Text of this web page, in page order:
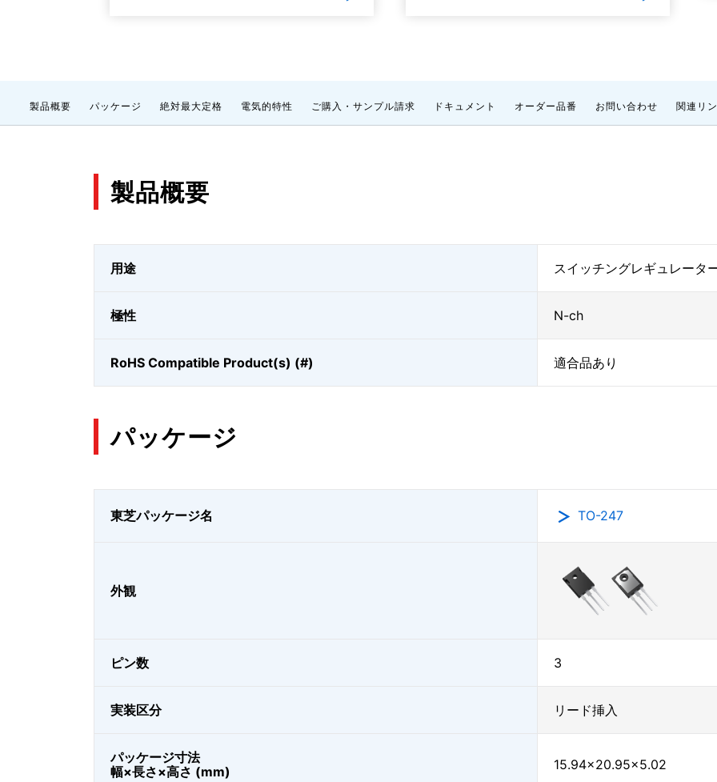
製品概要 パッケージ 絶対最大定格 電気的特性 ご購入・サンプル請求 ドキュメント オーダー品番 お問い合わせ 関連リ
製品概要
用途 スイッチングレギュレータ
極性 N-ch
RoHS Compatible Product(s) (#) 適合品あり
パッケージ
東芝パッケージ名 TO-247
外観
ピン数 3
実装区分 リード挿入
パッケージ寸法
幅×長さ×高さ (mm)
15.94×20.95×5.02